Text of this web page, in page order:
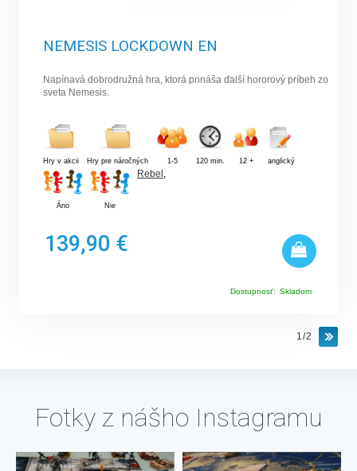
NEMESIS LOCKDOWN EN
Napínavá dobrodružná hra, ktorá prináša ďalší hororový príbeh zo
sveta Nemesis.
Hry v akcii Hry pre náročných 1-5 120 min. 12 + anglický
Áno Nie
Rebel ,
139,90 €
Dostupnosť: Skladom
1/2
Fotky z nášho Instagramu